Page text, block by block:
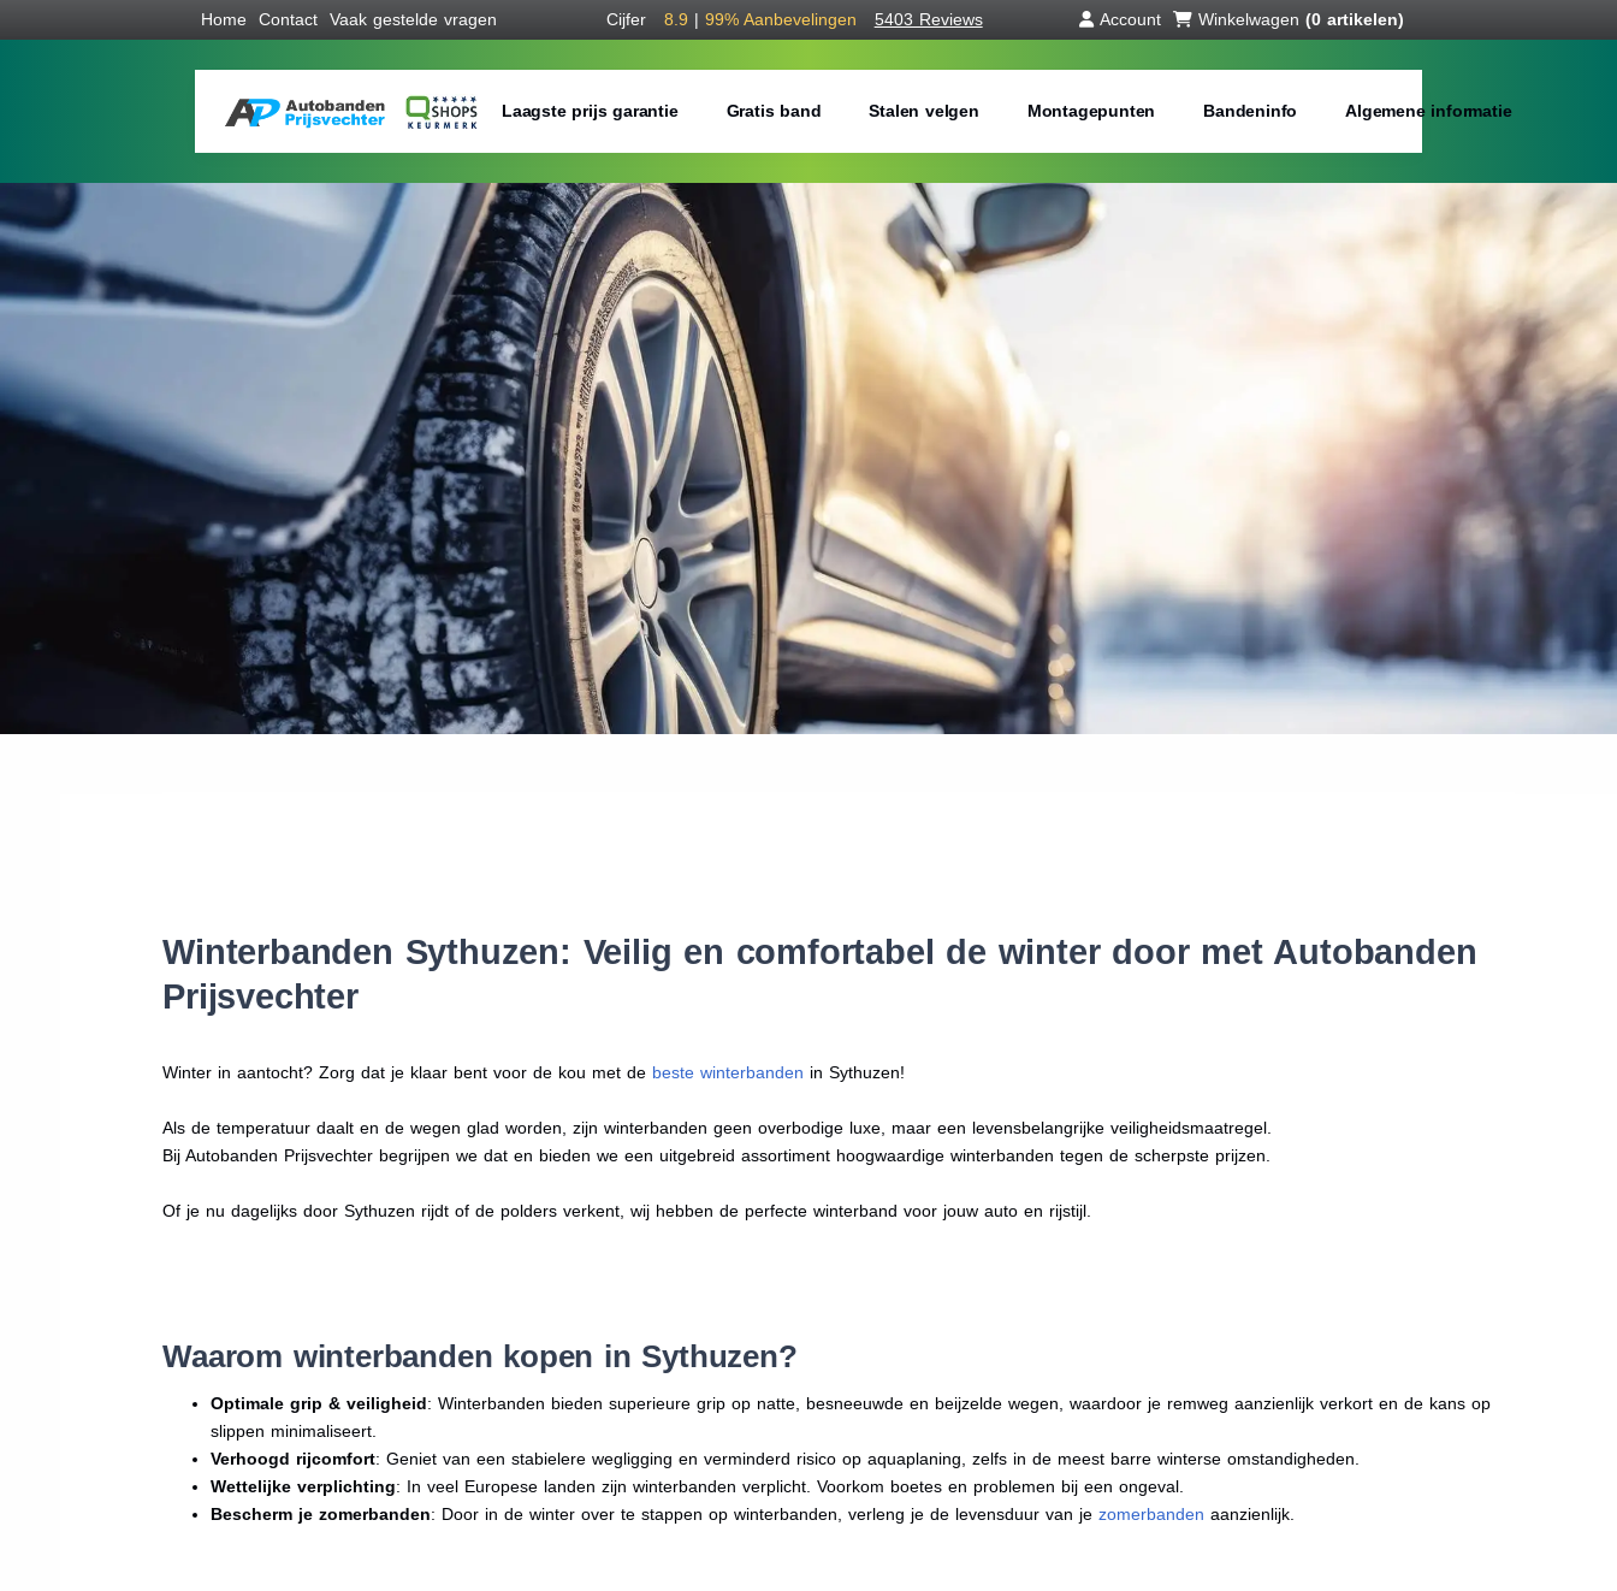
Home Contact Vaak gestelde vragen Cijfer 8.9 | 99% Aanbevelingen 5403 Reviews Account Winkelwagen (0 artikelen)
Laagste prijs garantie Gratis band Stalen velgen Montagepunten Bandeninfo Algemene informatie
Bestel voordelig winterbanden
Seizoen:
Breedte: Hoogte:
Waar vind ik de maat van mijn banden
Help mij met bestellen
Winterbanden Sythuzen: Veilig en comfortabel de winter door met Autobanden
Prijsvechter
Winter in aantocht? Zorg dat je klaar bent voor de kou met de beste winterbanden in Sythuzen!
Als de temperatuur daalt en de wegen glad worden, zijn winterbanden geen overbodige luxe, maar een levensbelangrijke veiligheidsmaatregel.
Bij Autobanden Prijsvechter begrijpen we dat en bieden we een uitgebreid assortiment hoogwaardige winterbanden tegen de scherpste prijzen.
Of je nu dagelijks door Sythuzen rijdt of de polders verkent, wij hebben de perfecte winterband voor jouw auto en rijstijl.
Waarom winterbanden kopen in Sythuzen?
Optimale grip & veiligheid: Winterbanden bieden superieure grip op natte, besneeuwde en beijzelde wegen, waardoor je remweg aanzienlijk verkort en de kans op
slippen minimaliseert.
Verhoogd rijcomfort: Geniet van een stabielere wegligging en verminderd risico op aquaplaning, zelfs in de meest barre winterse omstandigheden.
Wettelijke verplichting: In veel Europese landen zijn winterbanden verplicht. Voorkom boetes en problemen bij een ongeval.
Bescherm je zomerbanden: Door in de winter over te stappen op winterbanden, verleng je de levensduur van jezomerbanden aanzienlijk.